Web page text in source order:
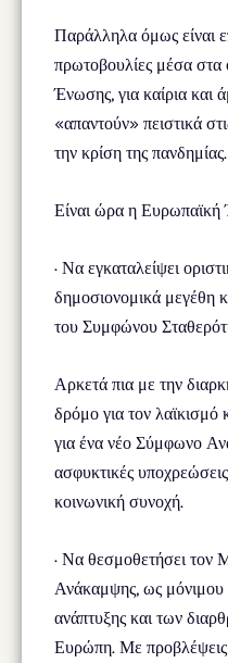
Παράλληλα όμως είναι
πρωτοβουλίες μέσα
Ένωσης, για καίρια και
«απαντούν» πειστικά
την κρίση της πανδημίας.
Είναι ώρα η
· Να εγκαταλείψει
δημοσιονομικά μεγέθη
του Συμφώνου
Αρκετά πια με την
δρόμο για τον λαϊκισμό
για ένα νέο Σύμφωνο
ασφυκτικές
κοινωνική συνοχή.
· Να θεσμοθετήσει τον
Ανάκαμψης, ως μόνιμου
ανάπτυξης και των
Ευρώπη. Με προβλέψεις